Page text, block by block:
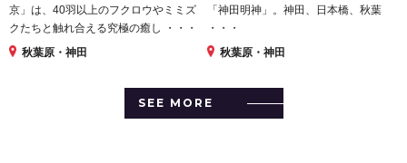
京」は、40羽以上のフクロウやミミズ
クたちと触れ合える究極の癒し ・・・
秋葉原・神田
「神田明神」。神田、日本橋、秋葉
・・・
秋葉原・神田
SEE MORE